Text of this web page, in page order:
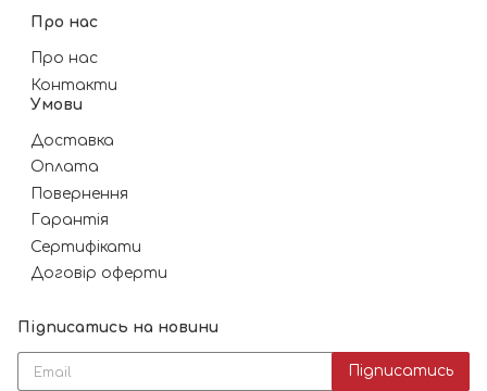
Про нас
Про нас
Контакти
Умови
Доставка
Оплата
Повернення
Гарантія
Сертифікати
Договір оферти
Підписатись на новини
Підписатись